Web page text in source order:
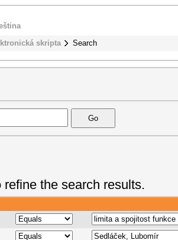
skripta Search
refine the search results.